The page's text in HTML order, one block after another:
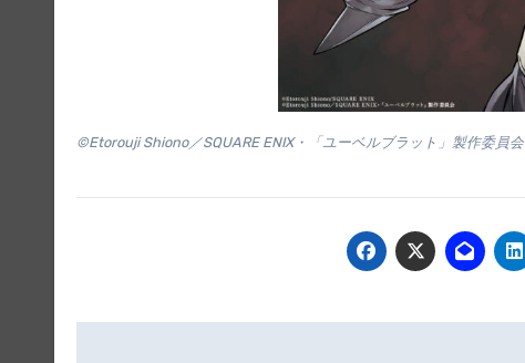
©Etorouji Shiono／SQUARE ENIX・「ユーベルブラット」製作委員会